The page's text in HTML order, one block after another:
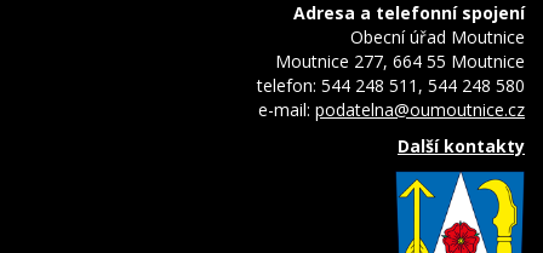
Adresa a telefonní spojení
Obecní úřad Moutnice
Moutnice 277, 664 55 Moutnice
telefon: 544 248 511, 544 248 580
e-mail: podatelna@oumoutnice.cz
Další kontakty